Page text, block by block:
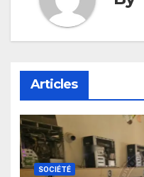
Articles
SOCIÉTÉ